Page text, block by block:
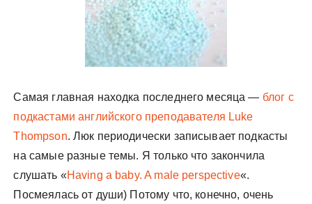
Самая главная находка последнего месяца — блог с
подкастами английского преподавателя Luke
Thompson. Люк периодически записывает подкасты
на самые разные темы. Я только что закончила
слушать «Having a baby. A male perspective«.
Посмеялась от души) Потому что, конечно, очень